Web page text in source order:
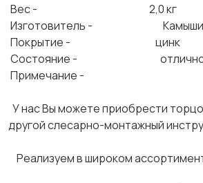
Вес - 2,0 кг
Изготовитель -
Покрытие - цинк
Состояние - отличное
Примечание -
У нас Вы можете приобрести
другой слесарно-монтажный
Реализуем в широком